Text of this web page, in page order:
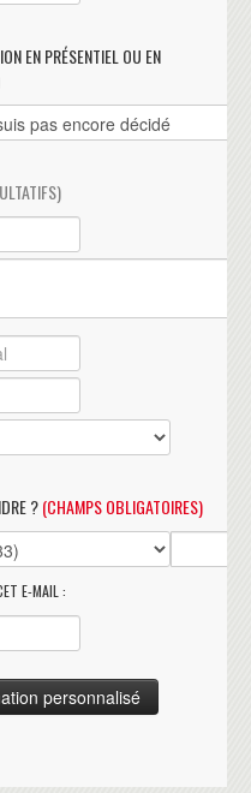
EN PRÉSENTIEL OU EN
?(CHAMPS OBLIGATOIRES)
E-MAIL :